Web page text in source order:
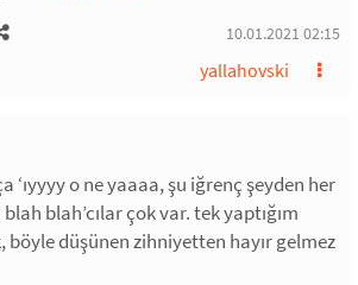
10.01.2021 02:15
yallahovski
‘ıyyyy o ne yaaaa, şu iğrenç şeyden her
blah’cılar çok var. tek yaptığım
böyle düşünen zihniyetten hayır gelmez